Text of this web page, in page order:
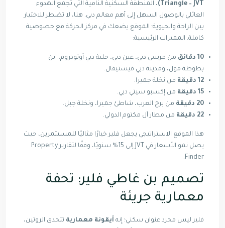
Triangle – JVT)
، المنطقة السكنية النامية التي تجمع الهدوء
العائلي بالوصول السهل إلى أهم معالم دبي. هنا، لا تضطر للاختيار
بين الراحة والحيوية؛ الموقع يضعك في مركز الحركة مع خصوصية
كاملة. المميزات الرئيسية:
10 دقائق
من مرسى دبي، عين دبي، حلبة دبي أوتودروم، ابن
بطوطة مول، ومدينة دبي فيستيفال.
12 دقيقة
من نخلة جميرا.
15 دقيقة
من إكسبو سيتي دبي.
20 دقيقة
من برج العرب، شاطئ جميرا، ونخلة جبل.
22 دقيقة
من مطار آل مكتوم الدولي.
هذا الموقع الاستراتيجي يجعل فلير خيارًا مثاليًا للمستثمرين، حيث
يصل نمو الأسعار في JVT إلى 15% سنويًا، وفقًا لتقارير Property
Finder.
تصميم بن غاطي فلير: تحفة
معمارية جريئة
فلير ليس مجرد عنوان سكني؛ إنه أيقونة معمارية تتحدى الروتين،